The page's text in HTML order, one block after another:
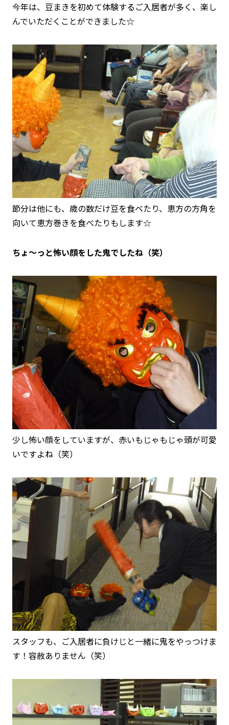
今年は、豆まきを初めて体験するご入居者が多く、楽し
んでいただくことができました☆
節分は他にも、歳の数だけ豆を食べたり、恵方の方角を
向いて恵方巻きを食べたりもします☆
ちょ〜っと怖い顔をした鬼でしたね（笑）
少し怖い顔をしていますが、赤いもじゃもじゃ頭が可愛
いですよね（笑）
スタッフも、ご入居者に負けじと一緒に鬼をやっつけま
す！容赦ありません（笑）